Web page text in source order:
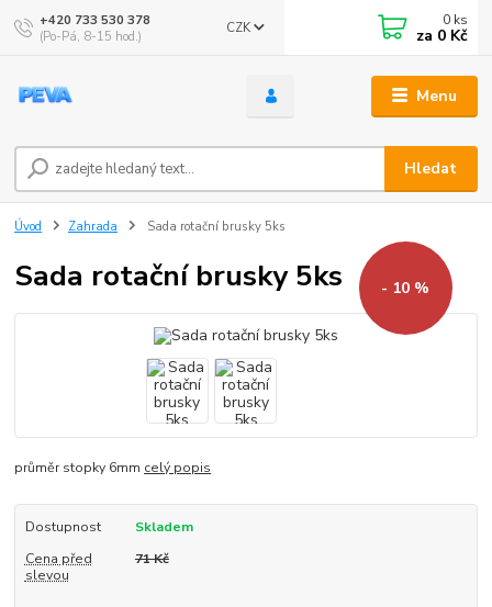
Menu
CZK
Hledat
+420 733 530 378
(Po-Pá, 8-15 hod.)
0 ks
za 0 Kč
Úvod Zahrada Sada rotační brusky 5ks
Sada rotační brusky 5ks - 10 %
průměr stopky 6mm celý popis
Dostupnost
Skladem
Cena před
slevou
71 Kč